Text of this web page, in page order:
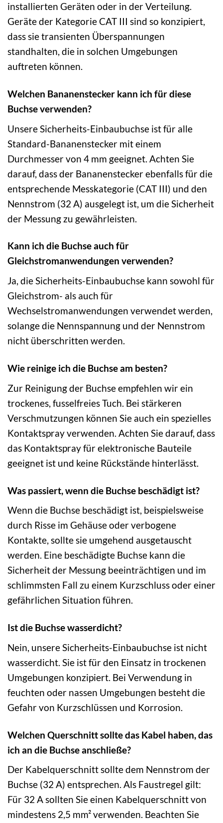
installierten Geräten oder in der Verteilung.
Geräte der Kategorie CAT III sind so konzipiert,
dass sie transienten Überspannungen
standhalten, die in solchen Umgebungen
auftreten können.
Welchen Bananenstecker kann ich für diese
Buchse verwenden?
Unsere Sicherheits-Einbaubuchse ist für alle
Standard-Bananenstecker mit einem
Durchmesser von 4 mm geeignet. Achten Sie
darauf, dass der Bananenstecker ebenfalls für die
entsprechende Messkategorie (CAT III) und den
Nennstrom (32 A) ausgelegt ist, um die Sicherheit
der Messung zu gewährleisten.
Kann ich die Buchse auch für
Gleichstromanwendungen verwenden?
Ja, die Sicherheits-Einbaubuchse kann sowohl für
Gleichstrom- als auch für
Wechselstromanwendungen verwendet werden,
solange die Nennspannung und der Nennstrom
nicht überschritten werden.
Wie reinige ich die Buchse am besten?
Zur Reinigung der Buchse empfehlen wir ein
trockenes, fusselfreies Tuch. Bei stärkeren
Verschmutzungen können Sie auch ein spezielles
Kontaktspray verwenden. Achten Sie darauf, dass
das Kontaktspray für elektronische Bauteile
geeignet ist und keine Rückstände hinterlässt.
Was passiert, wenn die Buchse beschädigt ist?
Wenn die Buchse beschädigt ist, beispielsweise
durch Risse im Gehäuse oder verbogene
Kontakte, sollte sie umgehend ausgetauscht
werden. Eine beschädigte Buchse kann die
Sicherheit der Messung beeinträchtigen und im
schlimmsten Fall zu einem Kurzschluss oder einer
gefährlichen Situation führen.
Ist die Buchse wasserdicht?
Nein, unsere Sicherheits-Einbaubuchse ist nicht
wasserdicht. Sie ist für den Einsatz in trockenen
Umgebungen konzipiert. Bei Verwendung in
feuchten oder nassen Umgebungen besteht die
Gefahr von Kurzschlüssen und Korrosion.
Welchen Querschnitt sollte das Kabel haben, das
ich an die Buchse anschließe?
Der Kabelquerschnitt sollte dem Nennstrom der
Buchse (32 A) entsprechen. Als Faustregel gilt:
Für 32 A sollten Sie einen Kabelquerschnitt von
mindestens 2,5 mm² verwenden. Beachten Sie